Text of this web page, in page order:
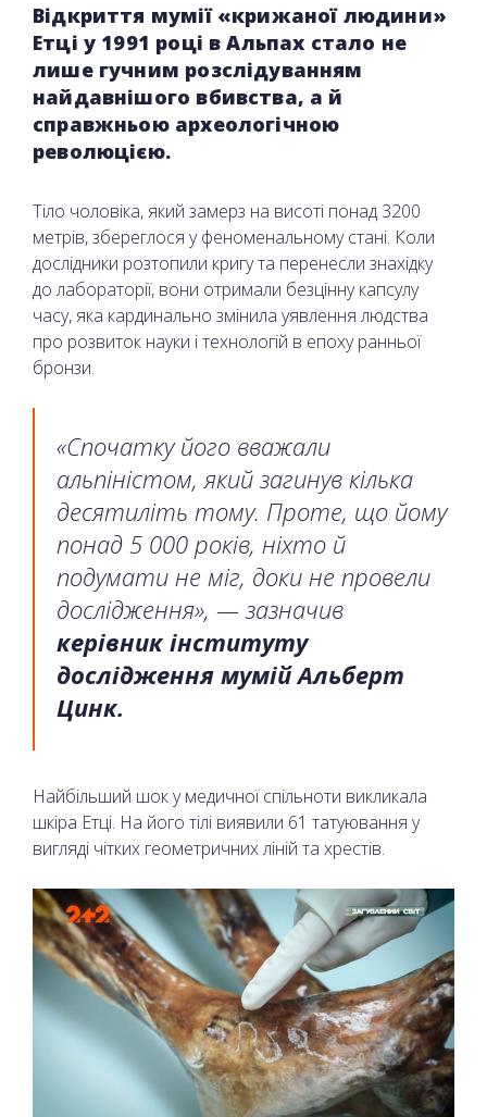
Відкриття мумії «крижаної людини»
Етці у 1991 році в Альпах стало не
лише гучним розслідуванням
найдавнішого вбивства, а й
справжньою археологічною
революцією.
Тіло чоловіка, який замерз на висоті понад 3200
метрів, збереглося у феноменальному стані. Коли
дослідники розтопили кригу та перенесли знахідку
до лабораторії, вони отримали безцінну капсулу
часу, яка кардинально змінила уявлення людства
про розвиток науки і технологій в епоху ранньої
бронзи.
«Спочатку його вважали
альпіністом, який загинув кілька
десятиліть тому. Проте, що йому
понад 5 000 років, ніхто й
подумати не міг, доки не провели
дослідження», — зазначив
керівник інституту
дослідження мумій Альберт
Цинк.
Найбільший шок у медичної спільноти викликала
шкіра Етці. На його тілі виявили 61 татуювання у
вигляді чітких геометричних ліній та хрестів.